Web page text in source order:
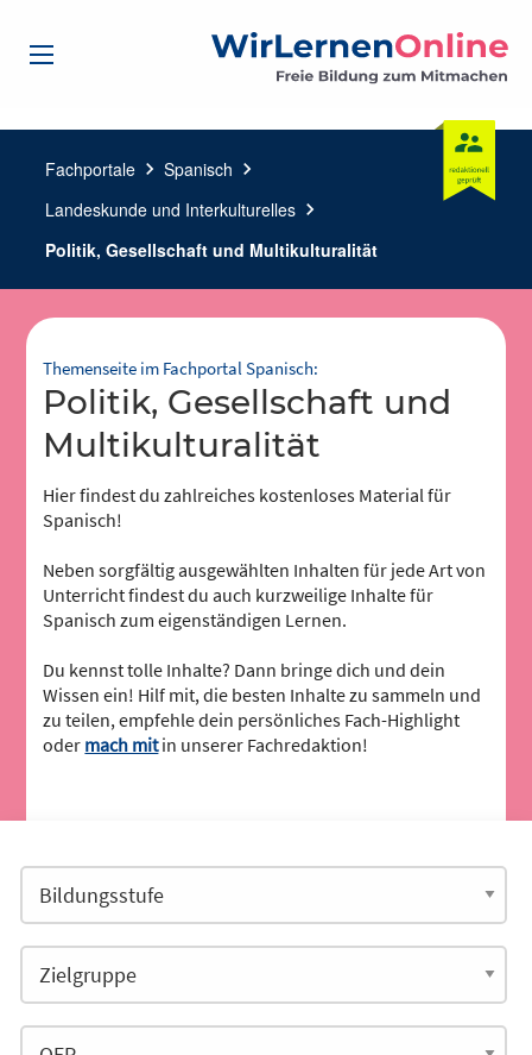
Fachportale chevron_right Spanisch chevron_right
Landeskunde und Interkulturelles chevron_right
Politik, Gesellschaft und Multikulturalität
Themenseite im Fachportal Spanisch:
Politik, Gesellschaft und
Multikulturalität
Hier findest du zahlreiches kostenloses Material für
Spanisch!
Neben sorgfältig ausgewählten Inhalten für jede Art von
Unterricht findest du auch kurzweilige Inhalte für
Spanisch zum eigenständigen Lernen.
Du kennst tolle Inhalte? Dann bringe dich und dein
Wissen ein! Hilf mit, die besten Inhalte zu sammeln und
zu teilen, empfehle dein persönliches Fach-Highlight
oder mach mitin unserer Fachredaktion!